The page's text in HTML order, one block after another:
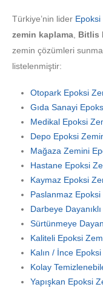
Türkiye’nin lider
zemin kaplama, Bitlis
zemin çözümleri
listelenmiştir:
Otopark Epoksi
Gıda Sanayi
Medikal Epoksi
Depo Epoksi
Mağaza Zemini
Hastane Epoksi
Kaymaz Epoksi
Paslanmaz
Darbeye
Sürtünmeye
Kaliteli Epoksi
Kalın / İnce
Kolay
Yapışkan Epoksi